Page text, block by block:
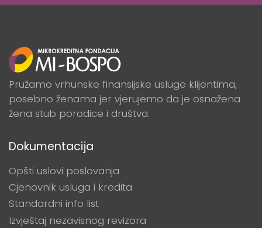
Pružamo vrhunske finansijske usluge klijentima,
posebno ženama jer vjerujemo da je osnažena
žena stub porodice i društva.
Dokumentacija
Opšti uslovi poslovanja
Cjenovnik usluga i kredita
Standardni info list
Izvještaj nezavisnog revizora